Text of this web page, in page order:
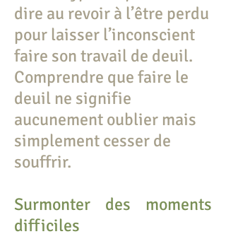
dire au revoir à l’être perdu
pour laisser l’inconscient
faire son travail de deuil.
Comprendre que faire le
deuil ne signifie
aucunement oublier mais
simplement cesser de
souffrir.
Surmonter des moments
difficiles